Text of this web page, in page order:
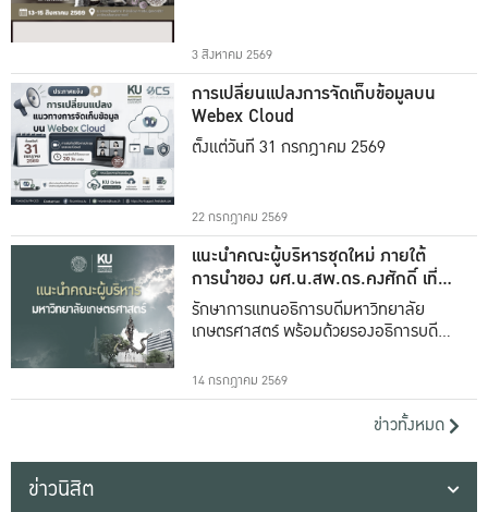
3 สิงหาคม 2569
การเปลี่ยนแปลงการจัดเก็บข้อมูลบน
Webex Cloud
ตั้งแต่วันที่ 31 กรกฎาคม 2569
22 กรกฎาคม 2569
แนะนำคณะผู้บริหารชุดใหม่ ภายใต้
การนำของ ผศ.น.สพ.ดร.คงศักดิ์ เที่ยง
ธรรม
รักษาการแทนอธิการบดีมหาวิทยาลัย
เกษตรศาสตร์ พร้อมด้วยรองอธิการบดีทั้ง
14 กรกฎาคม 2569
ข่าวทั้งหมด
ข่าวนิสิต